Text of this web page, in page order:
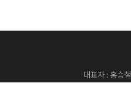
대표자 : 홍승철